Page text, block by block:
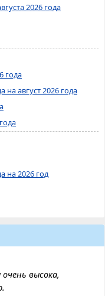
2026 года
года
август 2026 года
на 2026 год
высока,